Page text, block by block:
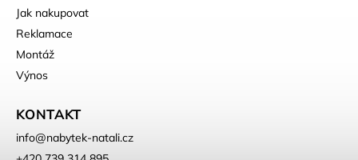
Jak nakupovat
Reklamace
Montáž
Výnos
KONTAKT
info@nabytek-natali.cz